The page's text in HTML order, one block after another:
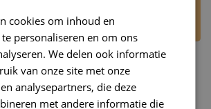
kantooruren.
cookies om inhoud en
personaliseren en om ons
We delen ook informatie
van onze site met onze
analysepartners, die deze
met andere informatie die